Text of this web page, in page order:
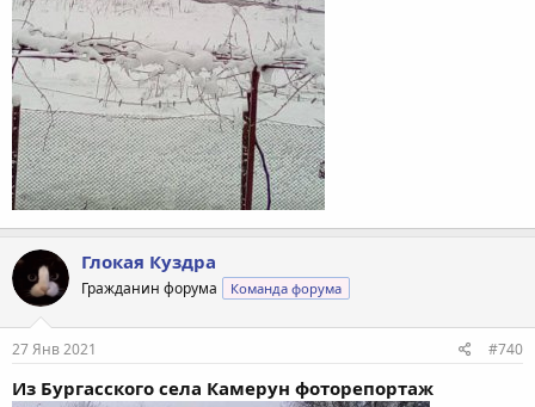
Глокая Куздра
Гражданин форума Команда форума
27 Янв 2021 #740
Из Бургасского села Камерун фоторепортаж